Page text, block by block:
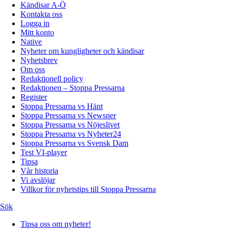
Kändisar A-Ö
Kontakta oss
Logga in
Mitt konto
Native
Nyheter om kungligheter och kändisar
Nyhetsbrev
Om oss
Redaktionell policy
Redaktionen – Stoppa Pressarna
Register
Stoppa Pressarna vs Hänt
Stoppa Pressarna vs Newsner
Stoppa Pressarna vs Nöjeslivet
Stoppa Pressarna vs Nyheter24
Stoppa Pressarna vs Svensk Dam
Test VI-player
Tipsa
Vår historia
Vi avslöjar
Villkor för nyhetstips till Stoppa Pressarna
Sök
Tipsa oss om nyheter!